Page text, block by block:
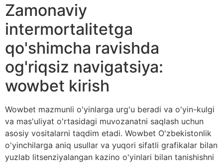
Zamonaviy
intermortalitetga
qo'shimcha ravishda
og'riqsiz navigatsiya:
wowbet kirish
Wowbet mazmunli o'yinlarga urg'u beradi va o'yin-kulgi
va mas'uliyat o'rtasidagi muvozanatni saqlash uchun
asosiy vositalarni taqdim etadi. Wowbet O'zbekistonlik
o'yinchilarga aniq usullar va yuqori sifatli grafikalar bilan
yuzlab litsenziyalangan kazino o'yinlari bilan tanishishni